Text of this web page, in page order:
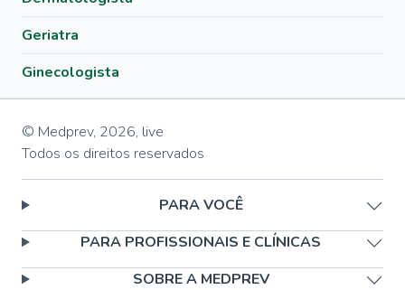
Geriatra
Ginecologista
© Medprev, 2026, live
Todos os direitos reservados
PARA VOCÊ
PARA PROFISSIONAIS E CLÍNICAS
SOBRE A MEDPREV